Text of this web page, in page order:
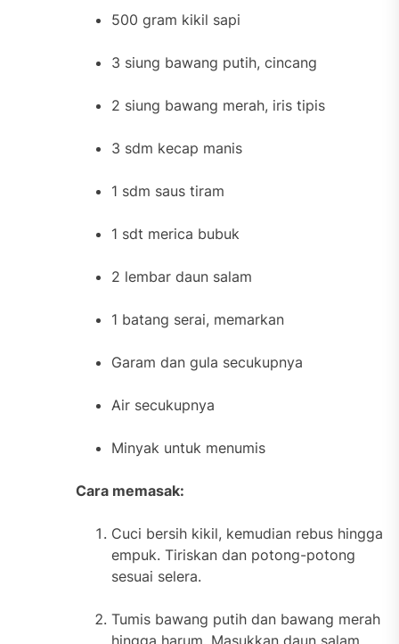
500 gram kikil sapi
3 siung bawang putih, cincang
2 siung bawang merah, iris tipis
3 sdm kecap manis
1 sdm saus tiram
1 sdt merica bubuk
2 lembar daun salam
1 batang serai, memarkan
Garam dan gula secukupnya
Air secukupnya
Minyak untuk menumis
Cara memasak:
Cuci bersih kikil, kemudian rebus hingga
empuk. Tiriskan dan potong-potong
sesuai selera.
Tumis bawang putih dan bawang merah